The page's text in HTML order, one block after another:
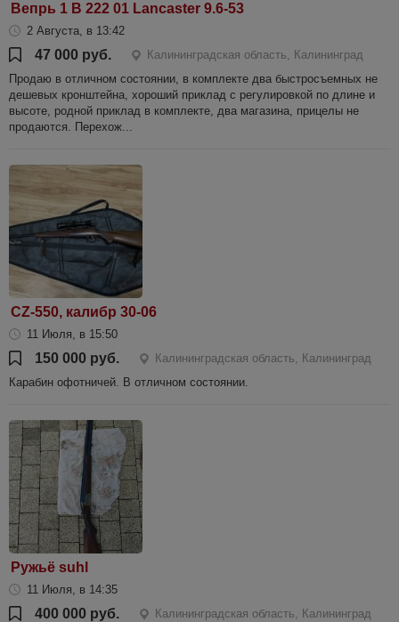
Вепрь 1 В 222 01 Lancaster 9.6-53
2 Августа, в 13:42
47 000 руб.
Калининградская область, Калининград
Продаю в отличном состоянии, в комплекте два быстросъемных не
дешевых кронштейна, хороший приклад с регулировкой по длине и
высоте, родной приклад в комплекте, два магазина, прицелы не
продаются. Перехож...
CZ-550, калибр 30-06
11 Июля, в 15:50
150 000 руб.
Калининградская область, Калининград
Карабин офотничей. В отличном состоянии.
Ружьё suhl
11 Июля, в 14:35
400 000 руб.
Калининградская область, Калининград